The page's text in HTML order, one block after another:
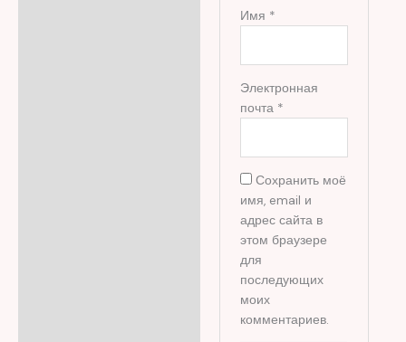
Имя *
Электронная
почта *
Сохранить моё
имя, email и
адрес сайта в
этом браузере
для
последующих
моих
комментариев.